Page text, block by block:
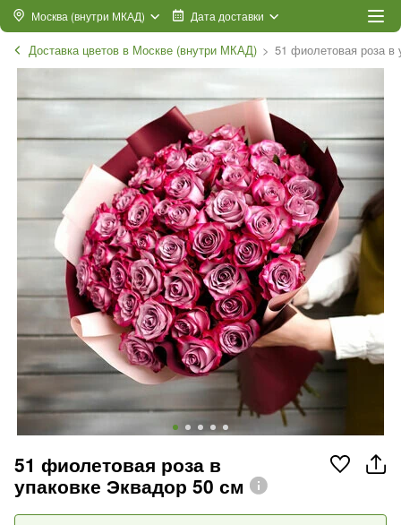
Москва (внутри МКАД) Дата доставки
Доставка цветов в Москве (внутри МКАД) 51 фиолетовая роза в
51 фиолетовая роза в
упаковке Эквадор 50 см